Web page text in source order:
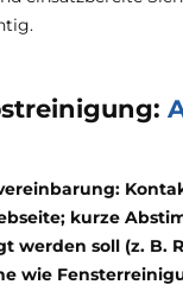
kurze
werden soll (z. B.
wie